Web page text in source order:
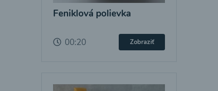
Feniklová polievka
00:20 Zobraziť